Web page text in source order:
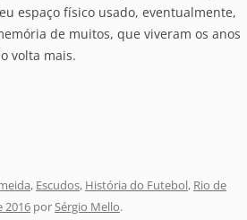
espaço físico usado, eventualmente,
de muitos, que viveram os anos
volta mais.
, Escudos, História do Futebol, Rio de
2016 porSérgio Mello.